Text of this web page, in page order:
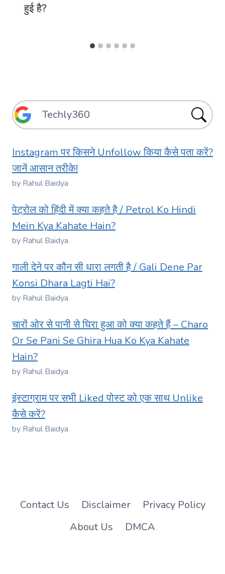
हुई है?
Instagram पर किसने Unfollow किया कैसे पता करें?
जानें आसान तरीके!
by Rahul Baidya
पेट्रोल को हिंदी में क्या कहते है / Petrol Ko Hindi
Mein Kya Kahate Hain?
by Rahul Baidya
गाली देने पर कौन सी धारा लगती है / Gali Dene Par
Konsi Dhara Lagti Hai?
by Rahul Baidya
चारों ओर से पानी से घिरा हुआ को क्या कहते हैं – Charo
Or Se Pani Se Ghira Hua Ko Kya Kahate
Hain?
by Rahul Baidya
इंस्टाग्राम पर सभी Liked पोस्ट को एक साथ Unlike
कैसे करें?
by Rahul Baidya
Contact Us Disclaimer
Privacy Policy
About Us
DMCA